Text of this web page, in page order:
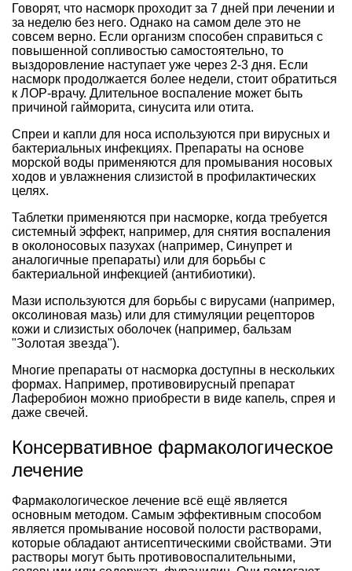
Говорят, что насморк проходит за 7 дней при лечении и
за неделю без него. Однако на самом деле это не
совсем верно. Если организм способен справиться с
повышенной сопливостью самостоятельно, то
выздоровление наступает уже через 2-3 дня. Если
насморк продолжается более недели, стоит обратиться
к ЛОР-врачу. Длительное воспаление может быть
причиной гайморита, синусита или отита.
Спреи и капли для носа используются при вирусных и
бактериальных инфекциях. Препараты на основе
морской воды применяются для промывания носовых
ходов и увлажнения слизистой в профилактических
целях.
Таблетки применяются при насморке, когда требуется
системный эффект, например, для снятия воспаления
в околоносовых пазухах (например, Синупрет и
аналогичные препараты) или для борьбы с
бактериальной инфекцией (антибиотики).
Мази используются для борьбы с вирусами (например,
оксолиновая мазь) или для стимуляции рецепторов
кожи и слизистых оболочек (например, бальзам
"Золотая звезда").
Многие препараты от насморка доступны в нескольких
формах. Например, противовирусный препарат
Лаферобион можно приобрести в виде капель, спрея и
даже свечей.
Консервативное фармакологическое
лечение
Фармакологическое лечение всё ещё является
основным методом. Самым эффективным способом
является промывание носовой полости растворами,
которые обладают антисептическими свойствами. Эти
растворы могут быть противовоспалительными,